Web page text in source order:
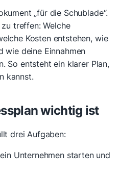
„für die Schublade“.
treffen: Welche
Kosten entstehen, wie
wie deine Einnahmen
So entsteht ein klarer Plan,
kannst.
wichtig ist
drei Aufgaben:
Unternehmen starten und